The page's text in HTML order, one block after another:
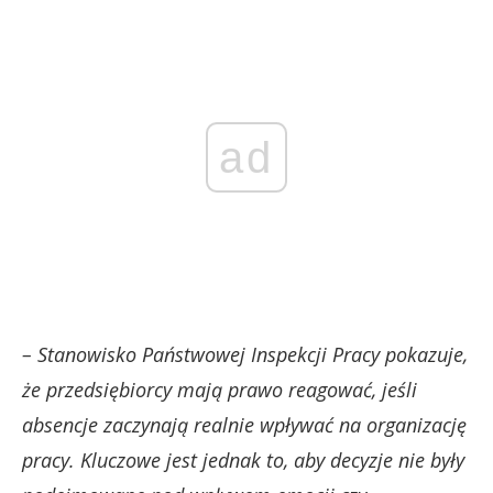
ad
– Stanowisko Państwowej Inspekcji Pracy pokazuje,
że przedsiębiorcy mają prawo reagować, jeśli
absencje zaczynają realnie wpływać na organizację
pracy. Kluczowe jest jednak to, aby decyzje nie były